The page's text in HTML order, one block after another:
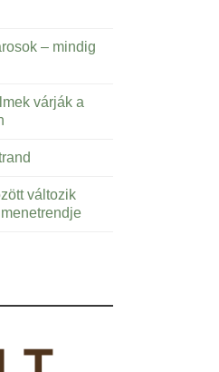
– mindig
várják a
változik